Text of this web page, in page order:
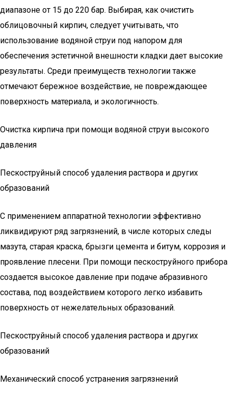
диапазоне от 15 до 220 бар. Выбирая, как очистить
облицовочный кирпич, следует учитывать, что
использование водяной струи под напором для
обеспечения эстетичной внешности кладки дает высокие
результаты. Среди преимуществ технологии также
отмечают бережное воздействие, не повреждающее
поверхность материала, и экологичность.
Очистка кирпича при помощи водяной струи высокого
давления
Пескоструйный способ удаления раствора и других
образований
С применением аппаратной технологии эффективно
ликвидируют ряд загрязнений, в числе которых следы
мазута, старая краска, брызги цемента и битум, коррозия и
проявление плесени. При помощи пескоструйного прибора
создается высокое давление при подаче абразивного
состава, под воздействием которого легко избавить
поверхность от нежелательных образований.
Пескоструйный способ удаления раствора и других
образований
Механический способ устранения загрязнений